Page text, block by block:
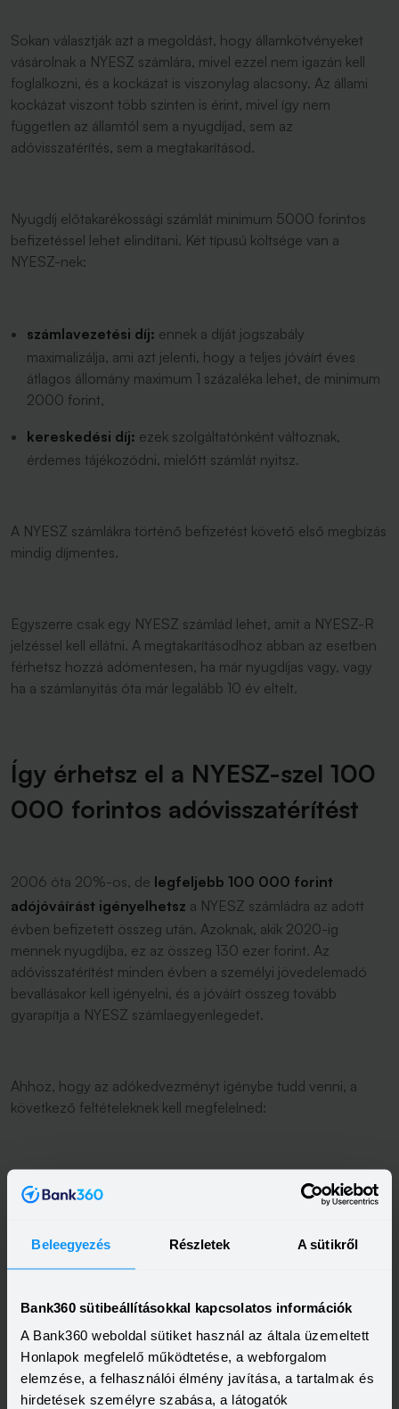
Beleegyezés Részletek A sütikről
Bank360 sütibeállításokkal kapcsolatos információk
A Bank360 weboldal sütiket használ az általa üzemeltett
Honlapok megfelelő működtetése, a webforgalom
elemzése, a felhasználói élmény javítása, a tartalmak és
hirdetések személyre szabása, a látogatók
Sokan választják azt a megoldást, hogy államkötvényeket
vásárolnak a NYESZ számlára, mivel ezzel nem igazán kell
foglalkozni, és a kockázat is viszonylag alacsony. Az állami
kockázat viszont több szinten is érint, mivel így nem
független az államtól sem a nyugdíjad, sem az
adóvisszatérítés, sem a megtakarításod.
Nyugdíj előtakarékossági számlát minimum 5000 forintos
befizetéssel lehet elindítani. Két típusú költsége van a
NYESZ-nek:
számlavezetési díj: ennek a díját jogszabály
maximalizálja, ami azt jelenti, hogy a teljes jóváírt éves
átlagos állomány maximum 1 százaléka lehet, de minimum
2000 forint,
kereskedési díj: ezek szolgáltatónként változnak,
érdemes tájékozódni, mielőtt számlát nyitsz.
A NYESZ számlákra történő befizetést követő első megbízás
mindig díjmentes.
Egyszerre csak egy NYESZ számlád lehet, amit a NYESZ-R
jelzéssel kell ellátni. A megtakarításodhoz abban az esetben
férhetsz hozzá adómentesen, ha már nyugdíjas vagy, vagy
ha a számlanyitás óta már legalább 10 év eltelt.
Így érhetsz el a NYESZ-szel 100
000 forintos adóvisszatérítést
2006 óta 20%-os, de legfeljebb 100 000 forint
adójóváírást igényelhetsz a NYESZ számládra az adott
évben befizetett összeg után. Azoknak, akik 2020-ig
mennek nyugdíjba, ez az összeg 130 ezer forint. Az
adóvisszatérítést minden évben a személyi jövedelemadó
bevallásakor kell igényelni, és a jóváírt összeg tovább
gyarapítja a NYESZ számlaegyenlegedet.
Ahhoz, hogy az adókedvezményt igénybe tudd venni, a
következő feltételeknek kell megfelelned:
minden évben igényeld vissza az adókedvezményt,
bevételed 16 százalékát.
Nyugdíjbiztosítás - így